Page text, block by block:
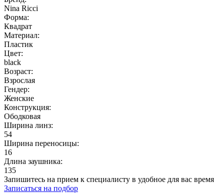
Nina Ricci
Форма:
Квадрат
Материал:
Пластик
Цвет:
black
Возраст:
Взрослая
Гендер:
Женские
Конструкция:
Ободковая
Ширина линз:
54
Ширина переносицы:
16
Длина заушника:
135
Запишитесь на прием к специалисту в удобное для вас время
Записаться на подбор